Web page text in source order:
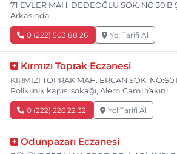
71 EVLER MAH. DEDEOĞLU SOK. NO:30
Arkasında
0 (222) 503 88 26 Yol Tarifi Al
Kırmızı Toprak Eczanesi
KIRMIZI TOPRAK MAH. ERCAN SOK.
Poliklinik kapısı sokağı, Alem Cami Yakını
0 (222) 226 22 32 Yol Tarifi Al
Odunpazarı Eczanesi